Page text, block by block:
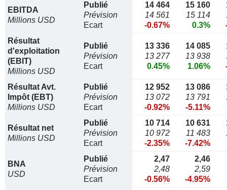
EBITDA
Millions USD
Publié
Prévision
Ecart
14 464
14 561
-0.67%
15 160
15 114
0.3%
Résultat
d'exploitation
(EBIT)
Millions USD
Publié
Prévision
Ecart
13 336
13 277
0.45%
14 085
13 938
1.06%
Résultat Avt.
Impôt (EBT)
Millions USD
Publié
Prévision
Ecart
12 952
13 072
-0.92%
13 086
13 791
-5.11%
Résultat net
Millions USD
Publié
Prévision
Ecart
10 714
10 972
-2.35%
10 631
11 483
-7.42%
BNA
USD
Publié
Prévision
Ecart
2,47
2,48
-0.56%
2,46
2,59
-4.95%